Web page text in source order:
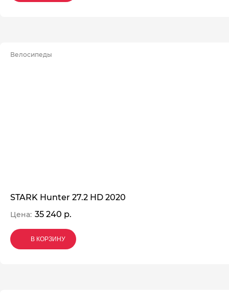
Велосипеды
STARK Hunter 27.2 HD 2020
Цена: 35 240 р.
В КОРЗИНУ
В КОРЗИНУ
В КОРЗИНУ